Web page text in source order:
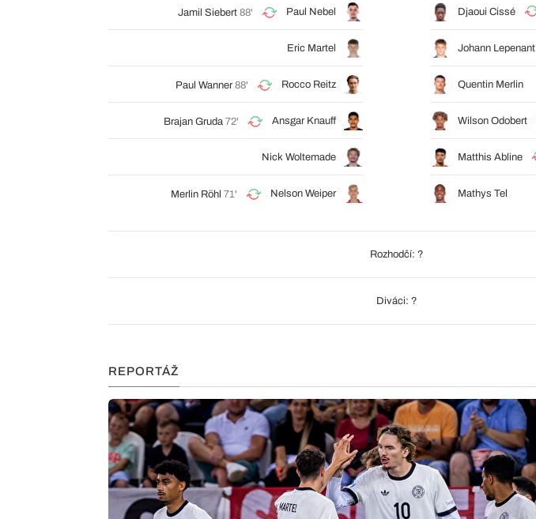
Jamil Siebert 88' Paul Nebel Djaoui Cissé
Eric Martel Johann Lepenant
Paul Wanner 88' Rocco Reitz Quentin Merlin
Brajan Gruda 72' Ansgar Knauff Wilson Odobert
Nick Woltemade Matthis Abline
Merlin Röhl 71' Nelson Weiper Mathys Tel
Rozhodčí: ?
Diváci: ?
REPORTÁŽ